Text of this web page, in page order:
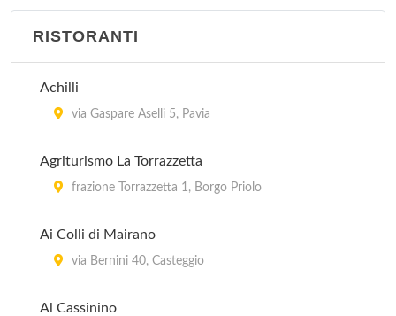
RISTORANTI
Achilli
via Gaspare Aselli 5, Pavia
Agriturismo La Torrazzetta
frazione Torrazzetta 1, Borgo Priolo
Ai Colli di Mairano
via Bernini 40, Casteggio
Al Cassinino